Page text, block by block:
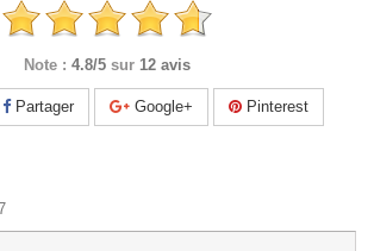
Note : 4.8/5 sur 12 avis
Partager Google+ Pinterest